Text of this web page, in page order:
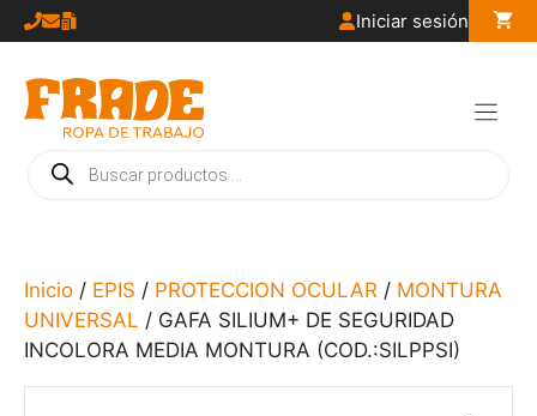
Saltar
al
contenido
Iniciar sesión
Búsqueda
de
Inicio / EPIS / PROTECCION OCULAR / MONTURA
UNIVERSAL / GAFA SILIUM+ DE SEGURIDAD
INCOLORA MEDIA MONTURA (COD.:SILPPSI)